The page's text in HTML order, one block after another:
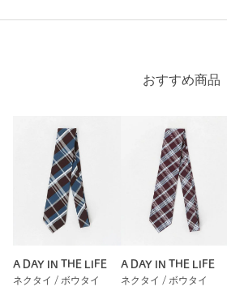
おすすめ商品
A DAY IN THE LIFE
ネクタイ / ボウタイ
A DAY IN THE LIFE
ネクタイ / ボウタイ